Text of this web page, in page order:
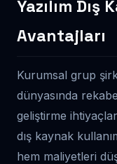
Yazılım Dış
Avantajları
Kurumsal grup
dünyasında
geliştirme
dış kaynak
hem maliyetleri